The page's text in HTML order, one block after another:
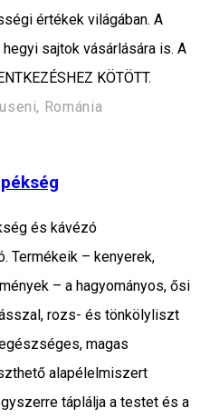
értékek világában. A
sajtok vásárlására is. A
KÖTÖTT.
Románia
és kávézó
Termékeik – kenyerek,
– a hagyományos, ősi
rozs- és tönkölyliszt
magas
alapélelmiszert
táplálja a testet és a